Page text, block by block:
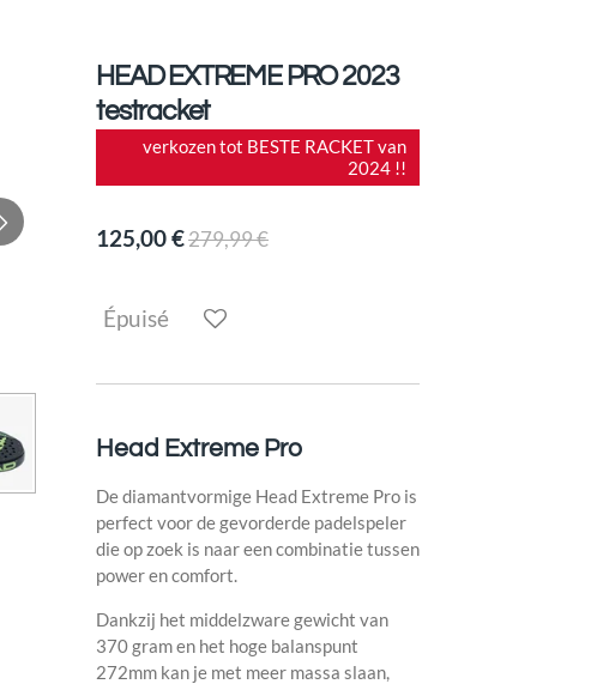
HEAD EXTREME PRO 2023
testracket
verkozen tot BESTE RACKET van
2024 !!
125,00 €279,99 €
Épuisé
Head Extreme Pro
De diamantvormige Head Extreme Pro is
perfect voor de gevorderde padelspeler
die op zoek is naar een combinatie tussen
power en comfort.
Dankzij het middelzware gewicht van
370 gram en het hoge balanspunt
272mm kan je met meer massa slaan,